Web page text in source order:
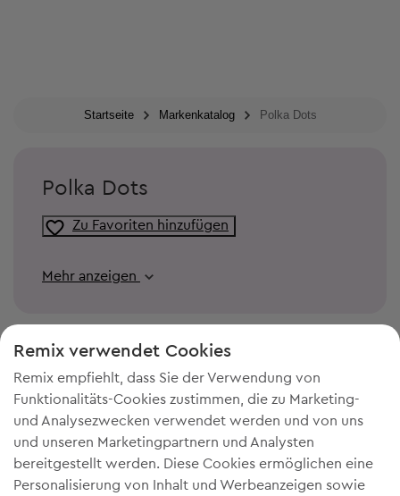
Startseite Markenkatalog Polka Dots
Polka Dots
Zu Favoriten hinzufügen
Mehr anzeigen
DU BRAUCHST MEHR PLATZ IN
Remix verwendet Cookies
Remix empfiehlt, dass Sie der Verwendung von
Funktionalitäts-Cookies zustimmen, die zu Marketing-
und Analysezwecken verwendet werden und von uns
und unseren Marketingpartnern und Analysten
bereitgestellt werden. Diese Cookies ermöglichen eine
Personalisierung von Inhalt und Werbeanzeigen sowie